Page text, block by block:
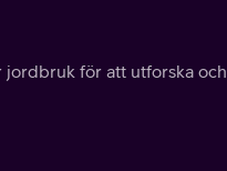
jordbruk för att utforska och